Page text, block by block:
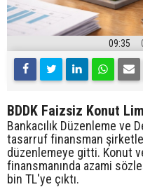
09:35
BDDK Faizsiz Konut
Bankacılık Düzenleme ve
tasarruf finansman
düzenlemeye gitti. Konut
finansmanında azami
bin TL'ye çıktı.